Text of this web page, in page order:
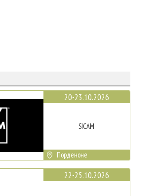
20-23.10.2026
SICAM
Порденоне
22-25.10.2026